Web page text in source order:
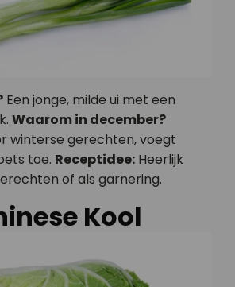
Een jonge, milde ui met een
Waarom in december?
winterse gerechten, voegt
toe. Receptidee: Heerlijk
of als garnering.
Kool